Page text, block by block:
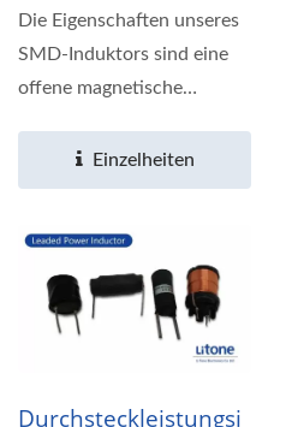
Die Eigenschaften unseres
SMD-Induktors sind eine
offene magnetische
dünn,...
Einzelheiten
Durchsteckleistungsi